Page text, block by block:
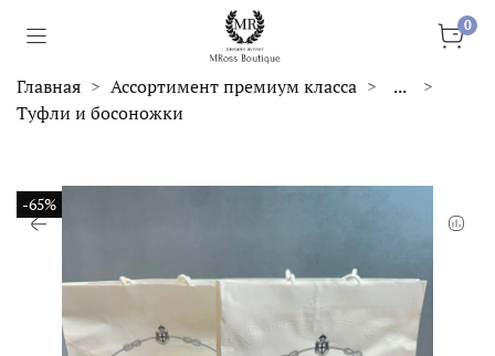
0
Главная Ассортимент премиум класса
...
Туфли и босоножки
-65%